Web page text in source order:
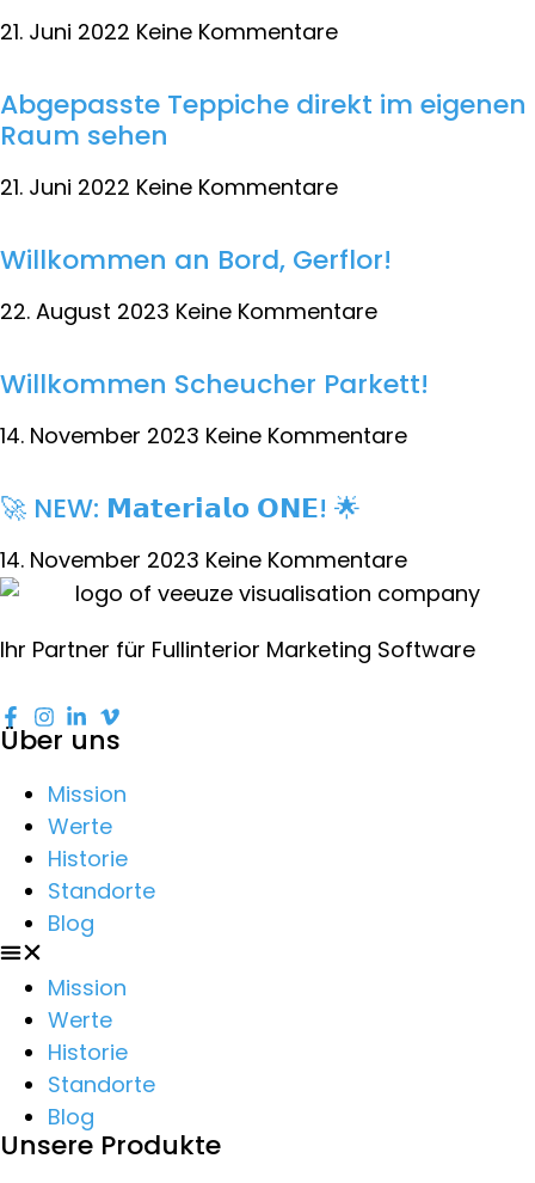
21. Juni 2022 Keine Kommentare
Abgepasste Teppiche direkt im eigenen
Raum sehen
21. Juni 2022 Keine Kommentare
Willkommen an Bord, Gerflor!
22. August 2023 Keine Kommentare
Willkommen Scheucher Parkett!
14. November 2023 Keine Kommentare
🚀 NEW: 𝗠𝗮𝘁𝗲𝗿𝗶𝗮𝗹𝗼 𝗢𝗡𝗘! 🌟
14. November 2023 Keine Kommentare
Ihr Partner für Fullinterior Marketing Software
Über uns
Mission
Werte
Historie
Standorte
Blog
Mission
Werte
Historie
Standorte
Blog
Unsere Produkte